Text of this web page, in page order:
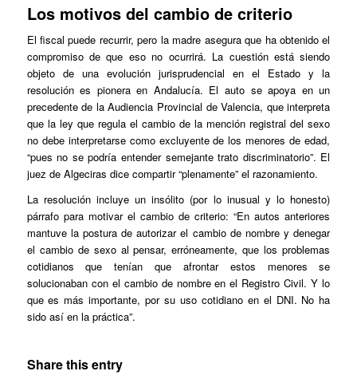
Los motivos del cambio de criterio
El fiscal puede recurrir, pero la madre asegura que ha obtenido el
compromiso de que eso no ocurrirá. La cuestión está siendo
objeto de una evolución jurisprudencial en el Estado y la
resolución es pionera en Andalucía. El auto se apoya en un
precedente de la Audiencia Provincial de Valencia, que interpreta
que la ley que regula el cambio de la mención registral del sexo
no debe interpretarse como excluyente de los menores de edad,
“pues no se podría entender semejante trato discriminatorio”. El
juez de Algeciras dice compartir “plenamente” el razonamiento.
La resolución incluye un insólito (por lo inusual y lo honesto)
párrafo para motivar el cambio de criterio: “En autos anteriores
mantuve la postura de autorizar el cambio de nombre y denegar
el cambio de sexo al pensar, erróneamente, que los problemas
cotidianos que tenían que afrontar estos menores se
solucionaban con el cambio de nombre en el Registro Civil. Y lo
que es más importante, por su uso cotidiano en el DNI. No ha
sido así en la práctica”.
Share this entry